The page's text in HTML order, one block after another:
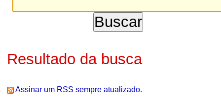
Resultado da busca
Assinar um RSS sempre atualizado.